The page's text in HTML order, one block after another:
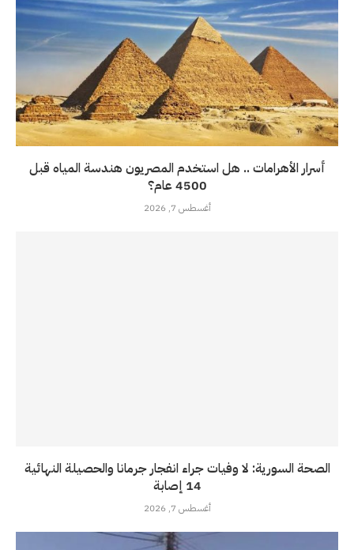
أسرار الأهرامات .. هل استخدم المصريون هندسة المياه قبل
4500 عام؟
أغسطس 7, 2026
الصحة السورية: لا وفيات جراء انفجار جرمانا والحصيلة النهائية
14 إصابة
أغسطس 7, 2026